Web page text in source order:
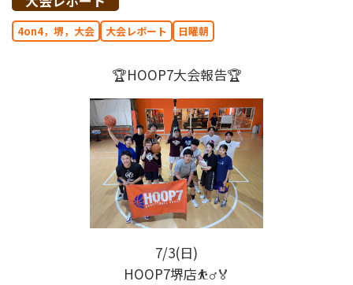
4on4，堺，大会 大会レポート 日曜朝
🏆HOOP7大会報告🏆
7/3(日)
HOOP7堺店⛹️‍♂️🏅